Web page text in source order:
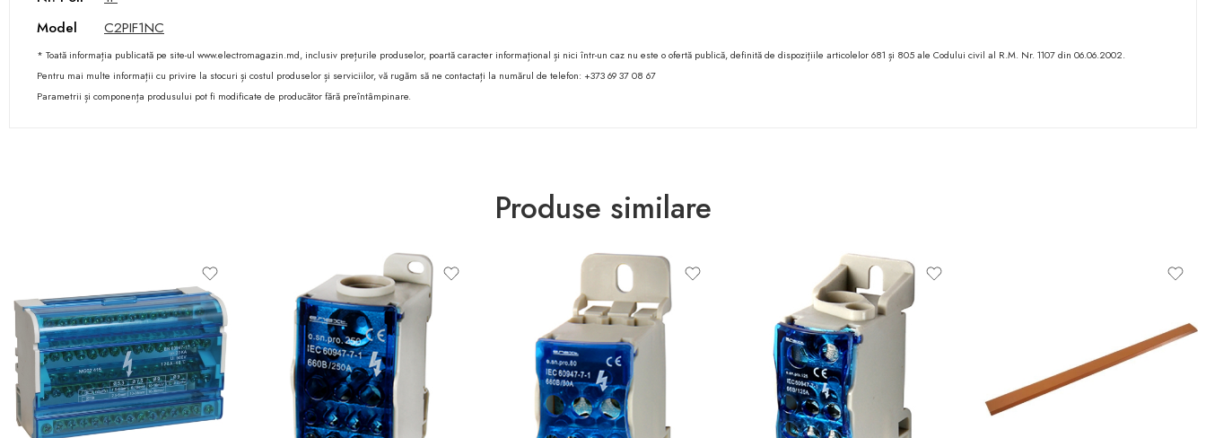
Model
C2PIF1NC
* Toată informația publicată pe site-ul www.electromagazin.md, inclusiv prețurile produselor, poartă caracter informațional și nici într-un caz nu este o ofertă publică, definită de dispozițiile articolelor 681 și 805 ale Codului civil al R.M. Nr. 1107 din 06.06.2002.
Pentru mai multe informații cu privire la stocuri și costul produselor și serviciilor, vă rugăm să ne contactați la numărul de telefon: +373 69 37 08 67
Parametrii și componența produsului pot fi modificate de producător fără preîntâmpinare.
Produse similare